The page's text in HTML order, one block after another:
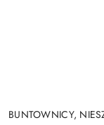
BUNTOWNICY,